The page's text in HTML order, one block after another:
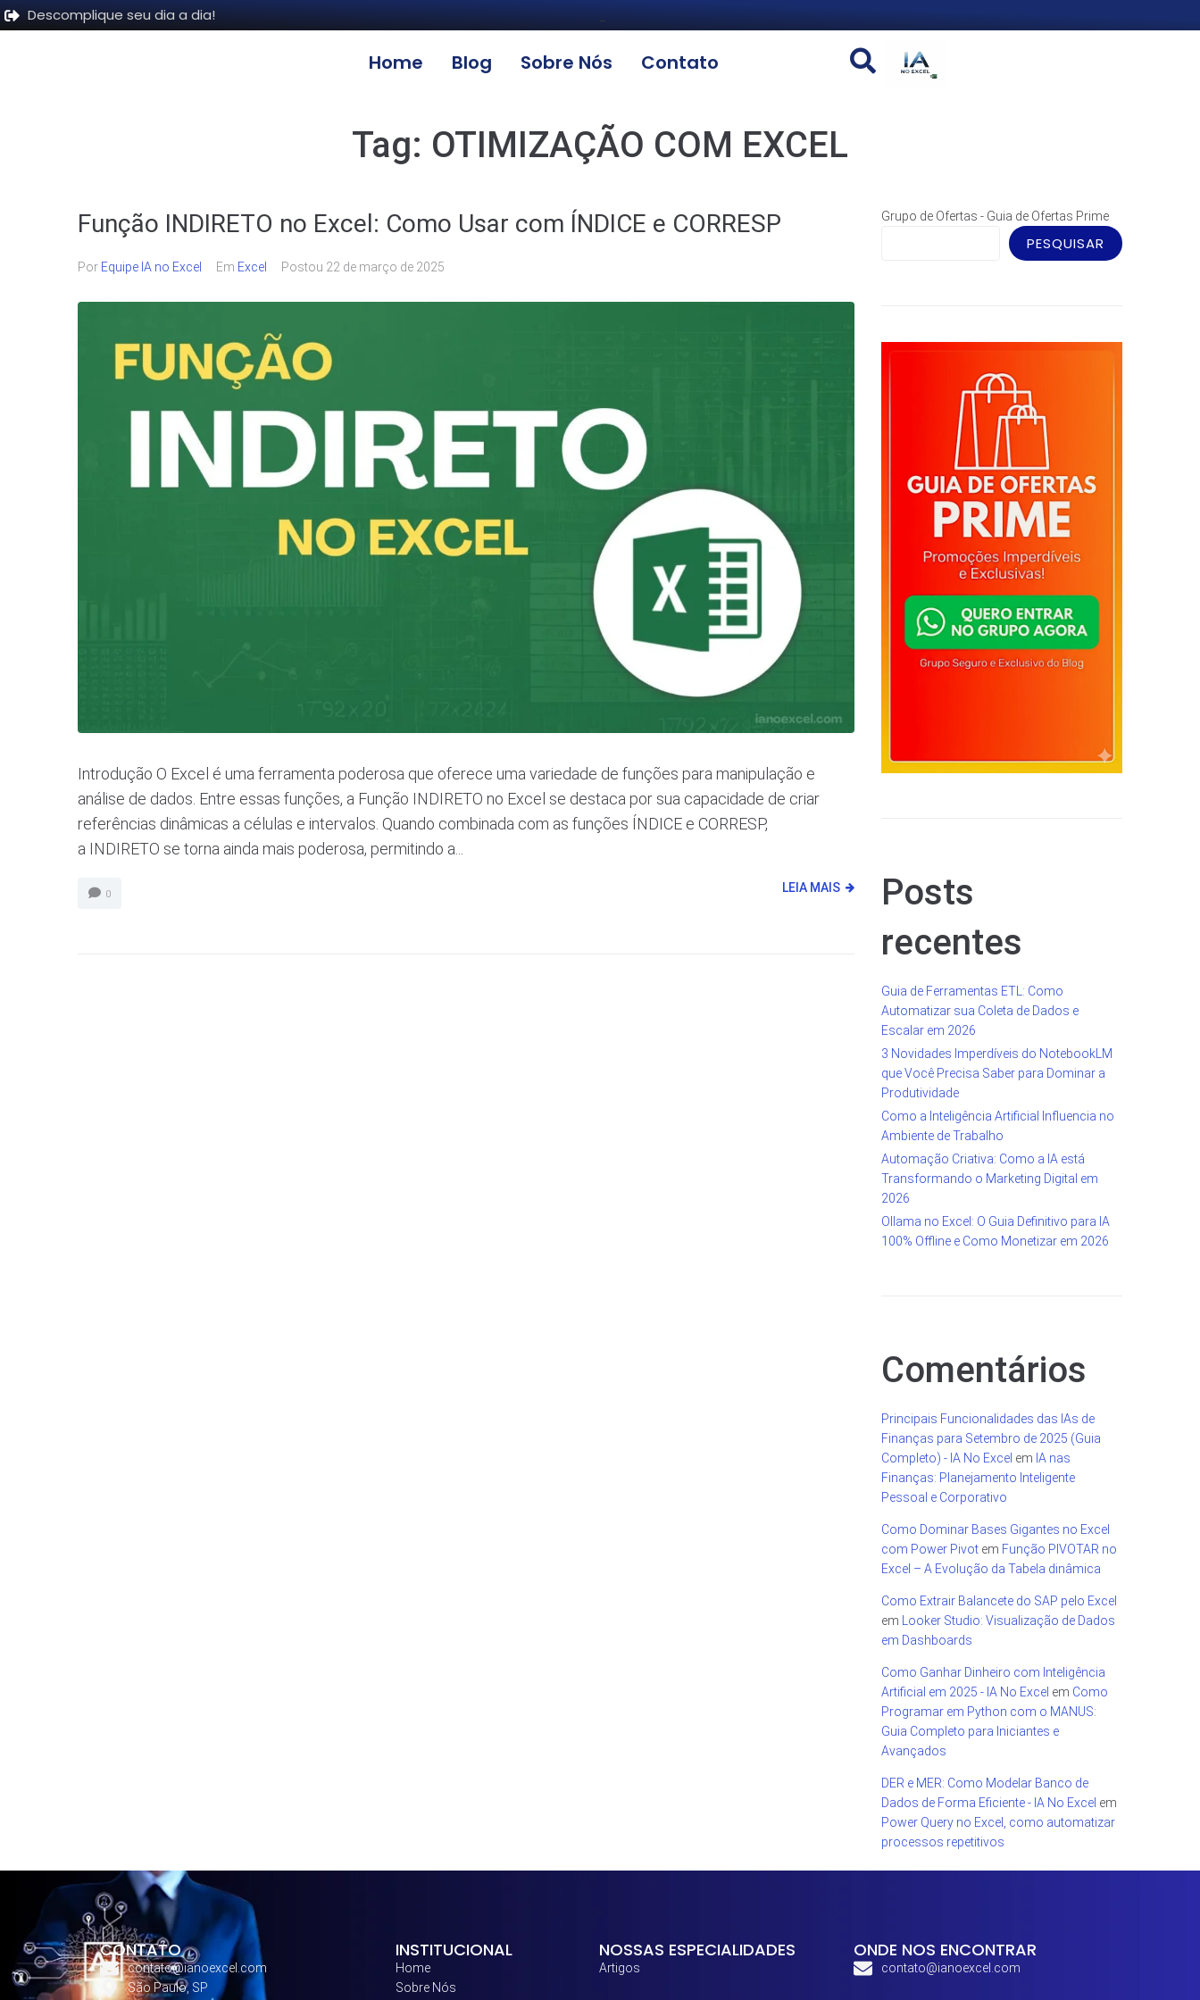
Descomplique seu dia a dia!
Home Blog Sobre Nós Contato
Tag: OTIMIZAÇÃO COM EXCEL
Função INDIRETO no Excel: Como Usar com ÍNDICE e CORRESP
Por Equipe IA no Excel Em Excel Postou 22 de março de 2025
Introdução O Excel é uma ferramenta poderosa que oferece uma variedade de funções para manipulação e
análise de dados. Entre essas funções, a Função INDIRETO no Excel se destaca por sua capacidade de criar
referências dinâmicas a células e intervalos. Quando combinada com as funções ÍNDICE e CORRESP,
a INDIRETO se torna ainda mais poderosa, permitindo a...
0 LEIA MAIS
Grupo de Ofertas - Guia de Ofertas Prime
PESQUISAR
Posts
recentes
Guia de Ferramentas ETL: Como
Automatizar sua Coleta de Dados e
Escalar em 2026
3 Novidades Imperdíveis do NotebookLM
que Você Precisa Saber para Dominar a
Produtividade
Como a Inteligência Artificial Influencia no
Ambiente de Trabalho
Automação Criativa: Como a IA está
Transformando o Marketing Digital em
2026
Ollama no Excel: O Guia Definitivo para IA
100% Offline e Como Monetizar em 2026
Comentários
Principais Funcionalidades das IAs de
Finanças para Setembro de 2025 (Guia
Completo) - IA No Excel em IA nas
Finanças: Planejamento Inteligente
Pessoal e Corporativo
Como Dominar Bases Gigantes no Excel
com Power Pivot em Função PIVOTAR no
Excel – A Evolução da Tabela dinâmica
Como Extrair Balancete do SAP pelo Excel
em Looker Studio: Visualização de Dados
em Dashboards
Como Ganhar Dinheiro com Inteligência
Artificial em 2025 - IA No Excel em Como
Programar em Python com o MANUS:
Guia Completo para Iniciantes e
Avançados
DER e MER: Como Modelar Banco de
Dados de Forma Eficiente - IA No Excel em
Power Query no Excel, como automatizar
processos repetitivos
CONTATO
contato@ianoexcel.com
São Paulo, SP
INSTITUCIONAL
Home
Sobre Nós
NOSSAS ESPECIALIDADES
Artigos
ONDE NOS ENCONTRAR
contato@ianoexcel.com